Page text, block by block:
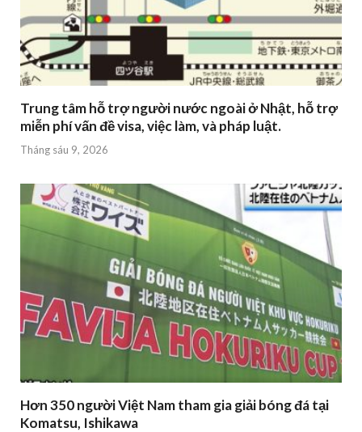
Trung tâm hỗ trợ người nước ngoài ở Nhật, hỗ trợ
miễn phí vấn đề visa, việc làm, và pháp luật.
Tháng sáu 9, 2026
Hơn 350 người Việt Nam tham gia giải bóng đá tại
Komatsu, Ishikawa